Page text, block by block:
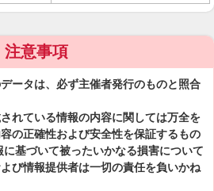
注意事項
ータは、必ず主催者発行のものと照合
れている情報の内容に関しては万全を
の正確性および安全性を保証するもの
基づいて被ったいかなる損害について
び情報提供者は一切の責任を負いかね